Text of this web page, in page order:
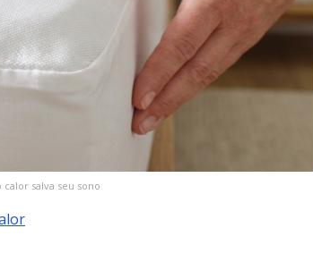
salva seu sono